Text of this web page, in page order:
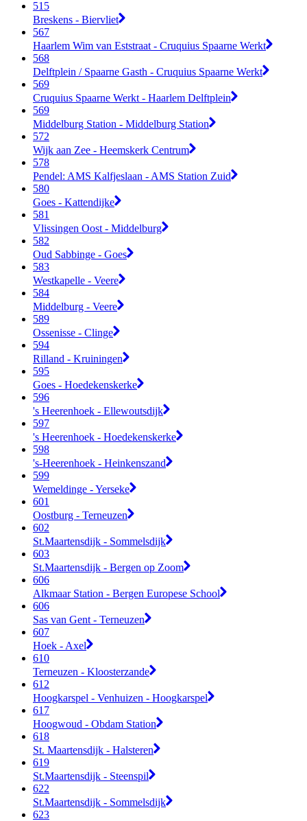
515
Breskens - Biervliet
567
Haarlem Wim van Eststraat - Cruquius Spaarne Werkt
568
Delftplein / Spaarne Gasth - Cruquius Spaarne Werkt
569
Cruquius Spaarne Werkt - Haarlem Delftplein
569
Middelburg Station - Middelburg Station
572
Wijk aan Zee - Heemskerk Centrum
578
Pendel: AMS Kalfjeslaan - AMS Station Zuid
580
Goes - Kattendijke
581
Vlissingen Oost - Middelburg
582
Oud Sabbinge - Goes
583
Westkapelle - Veere
584
Middelburg - Veere
589
Ossenisse - Clinge
594
Rilland - Kruiningen
595
Goes - Hoedekenskerke
596
's Heerenhoek - Ellewoutsdijk
597
's Heerenhoek - Hoedekenskerke
598
's-Heerenhoek - Heinkenszand
599
Wemeldinge - Yerseke
601
Oostburg - Terneuzen
602
St.Maartensdijk - Sommelsdijk
603
St.Maartensdijk - Bergen op Zoom
606
Alkmaar Station - Bergen Europese School
606
Sas van Gent - Terneuzen
607
Hoek - Axel
610
Terneuzen - Kloosterzande
612
Hoogkarspel - Venhuizen - Hoogkarspel
617
Hoogwoud - Obdam Station
618
St. Maartensdijk - Halsteren
619
St.Maartensdijk - Steenspil
622
St.Maartensdijk - Sommelsdijk
623